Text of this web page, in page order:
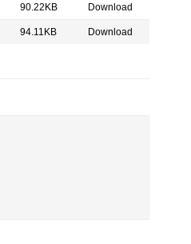
90.22KB Download
94.11KB Download